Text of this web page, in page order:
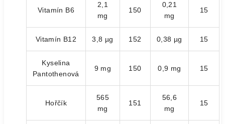
Vitamín B6
2,1
mg
150
0,21
mg
15
Vitamín B12 3,8 µg 152 0,38 µg 15
Kyselina
Pantothenová
9 mg 150 0,9 mg 15
Hořčík
565
mg
151
56,6
mg
15